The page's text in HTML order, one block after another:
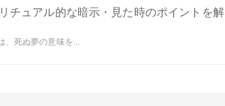
チュアル的な暗示・見た時のポイントを解
、死ぬ夢の意味を...